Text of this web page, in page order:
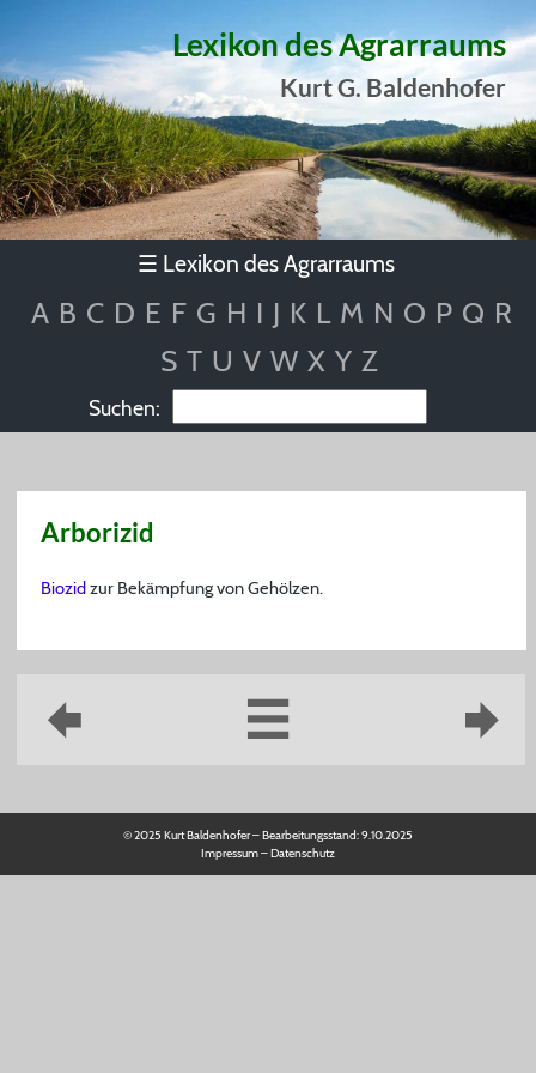
Lexikon des Agrarraums
Kurt G. Baldenhofer
☰ Lexikon des Agrarraums
A B C D E F G H I J K L M N O P Q R
S T U V W X Y Z
Suchen:
Arborizid
Biozidzur Bekämpfung von Gehölzen.
© 2025 Kurt Baldenhofer – Bearbeitungsstand:9.10.2025
Impressum–Datenschutz